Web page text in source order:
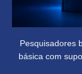
Pesquisadores
básica com